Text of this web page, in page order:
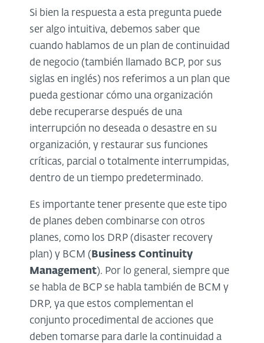
Si bien la respuesta a esta pregunta puede
ser algo intuitiva, debemos saber que
cuando hablamos de un plan de continuidad
de negocio (también llamado BCP, por sus
siglas en inglés) nos referimos a un plan que
pueda gestionar cómo una organización
debe recuperarse después de una
interrupción no deseada o desastre en su
organización, y restaurar sus funciones
críticas, parcial o totalmente interrumpidas,
dentro de un tiempo predeterminado.
Es importante tener presente que este tipo
de planes deben combinarse con otros
planes, como los DRP (disaster recovery
plan) y BCM ( Business Continuity
Management). Por lo general, siempre que
se habla de BCP se habla también de BCM y
DRP, ya que estos complementan el
conjunto procedimental de acciones que
deben tomarse para darle la continuidad a